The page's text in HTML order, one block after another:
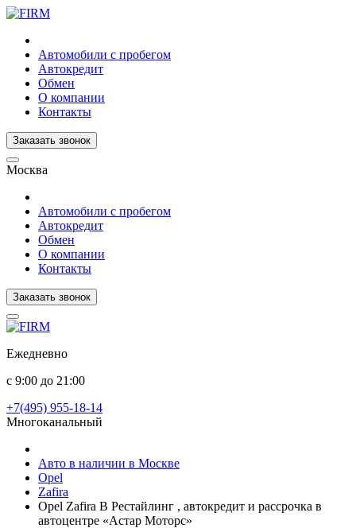
Автомобили с пробегом
Автокредит
Обмен
О компании
Контакты
Заказать звонок
Москва
Автомобили с пробегом
Автокредит
Обмен
О компании
Контакты
Заказать звонок
Ежедневно
с 9:00 до 21:00
+7(495) 955-18-14
Многоканальный
Авто в наличии в Москве
Opel
Zafira
Opel Zafira B Рестайлинг , автокредит и рассрочка в
автоцентре «Астар Моторс»